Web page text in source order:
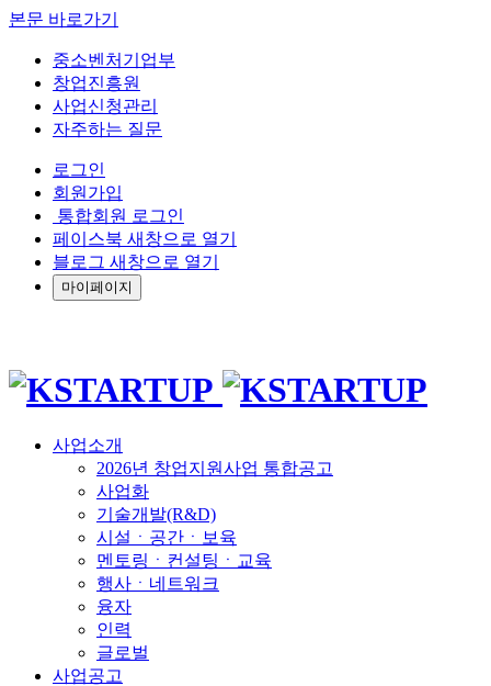
본문 바로가기
중소벤처기업부
창업진흥원
사업신청관리
자주하는 질문
로그인
회원가입
통합회원 로그인
페이스북 새창으로 열기
블로그 새창으로 열기
마이페이지
사업소개
2026년 창업지원사업 통합공고
사업화
기술개발(R&D)
시설ㆍ공간ㆍ보육
멘토링ㆍ컨설팅ㆍ교육
행사ㆍ네트워크
융자
인력
글로벌
사업공고